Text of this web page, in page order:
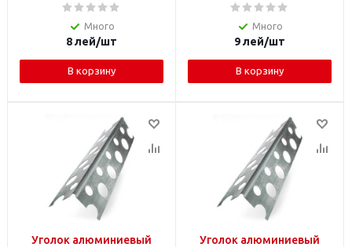
Много
8лей/шт
В корзину
Много
9лей/шт
В корзину
Уголок алюминиевый
Уголок алюминиевый